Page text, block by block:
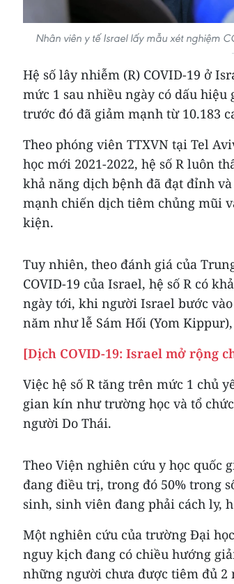
Nhân viên y tế Israel lấy mẫu xét nghiệm
Hệ số lây nhiễm (R) COVID-19 ở
mức 1 sau nhiều ngày có dấu
trước đó đã giảm mạnh từ 10.183
Theo phóng viên TTXVN tại Tel
học mới 2021-2022, hệ số R luôn
khả năng dịch bệnh đã đạt đỉnh
mạnh chiến dịch tiêm chủng mũi
kiện.
Tuy nhiên, theo đánh giá của
COVID-19 của Israel, hệ số R có
ngày tới, khi người Israel bước
năm như lễ Sám Hối (Yom
[Dịch COVID-19: Israel mở rộng
Việc hệ số R tăng trên mức 1 chủ
gian kín như trường học và tổ
người Do Thái.
Theo Viện nghiên cứu y học quốc
đang điều trị, trong đó 50% trong
sinh, sinh viên đang phải cách ly,
Một nghiên cứu của trường Đại
nguy kịch đang có chiều hướng
những người chưa được tiêm đủ 2